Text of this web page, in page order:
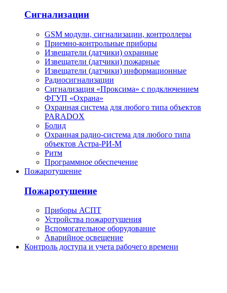
Сигнализации
GSM модули, сигнализации, контроллеры
Приемно-контрольные приборы
Извещатели (датчики) охранные
Извещатели (датчики) пожарные
Извещатели (датчики) информационные
Радиосигнализации
Сигнализация «Проксима» с подключением
ФГУП «Охрана»
Охранная система для любого типа объектов
PARADOX
Болид
Охранная радио-система для любого типа
объектов Астра-РИ-М
Ритм
Программное обеспечение
Пожаротушение
Пожаротушение
Приборы АСПТ
Устройства пожаротушения
Вспомогательное оборудование
Аварийное освещение
Контроль доступа и учета рабочего времени